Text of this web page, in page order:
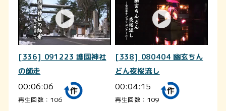
[336] 091223 護國神社
の師走
00:06:06
再生回数：106
[338] 080404 幽玄ちん
どん夜桜流し
00:04:15
再生回数：109